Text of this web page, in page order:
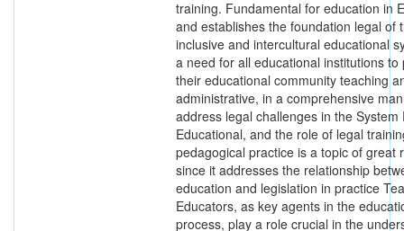
training. Fundamental for education in
and establishes the foundation legal of
inclusive and intercultural educational
a need for all educational institutions to
their educational community teaching
administrative, in a comprehensive
address legal challenges in the System
Educational, and the role of legal
pedagogical practice is a topic of great
since it addresses the relationship
education and legislation in practice
Educators, as key agents in the
process, play a role crucial in the